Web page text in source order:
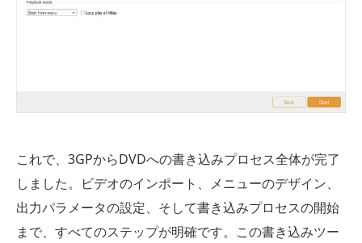
これで、3GPからDVDへの書き込みプロセス全体が完了
しました。ビデオのインポート、メニューのデザイン、
出力パラメータの設定、そして書き込みプロセスの開始
まで、すべてのステップが明確です。この書き込みツー